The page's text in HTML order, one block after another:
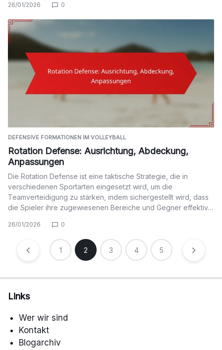
26/01/2026 0
DEFENSIVE FORMATIONEN IM VOLLEYBALL
Rotation Defense: Ausrichtung, Abdeckung,
Anpassungen
Die Rotation Defense ist eine taktische Strategie, die in
verschiedenen Sportarten eingesetzt wird, um die
Teamverteidigung zu stärken, indem sichergestellt wird, dass
die Spieler ihre zugewiesenen Bereiche und Gegner effektiv…
26/01/2026 0
Posts
pagination
1 2 3 4 5
Links
Wer wir sind
Kontakt
Blogarchiv